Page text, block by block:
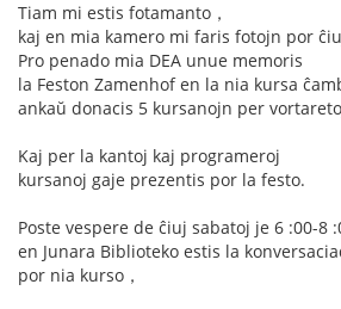
Tiam mi estis fotamanto，
kaj en mia kamero mi faris fotojn por
Pro penado mia DEA unue memoris
la Feston Zamenhof en la nia kursa
ankaŭ donacis 5 kursanojn per
Kaj per la kantoj kaj programeroj
kursanoj gaje prezentis por la festo.
Poste vespere de ĉiuj sabatoj je 6 :00-8
en Junara Biblioteko estis la
por nia kurso，